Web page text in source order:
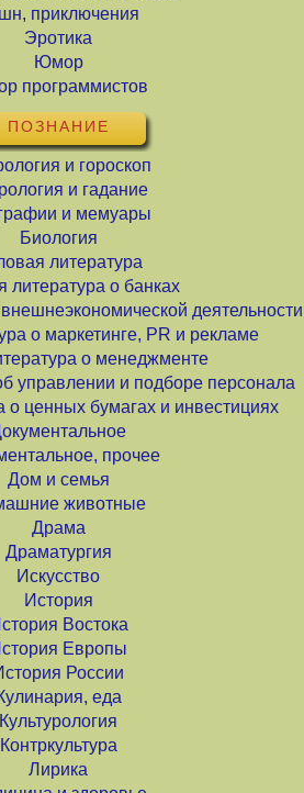
приключения
Эротика
Юмор
программистов
ПОЗНАНИЕ
и гороскоп
и гадание
и мемуары
Биология
литература
литература о банках
деятельности
о маркетинге, PR и рекламе
о менеджменте
управлении и подборе персонала
о ценных бумагах и инвестициях
прочее
Дом и семья
животные
Драма
Драматургия
Искусство
История
Востока
Европы
России
еда
Культурология
Контркультура
Лирика